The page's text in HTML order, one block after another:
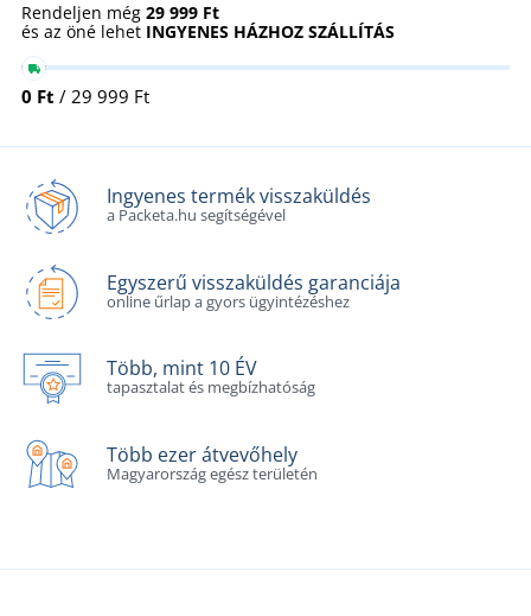
Rendeljen még 29 999 Ft
és az öné lehet INGYENES HÁZHOZ SZÁLLÍTÁS
0 Ft / 29 999 Ft
Ingyenes termék visszaküldés
a Packeta.hu segítségével
Egyszerű visszaküldés garanciája
online űrlap a gyors ügyintézéshez
Több, mint 10 ÉV
tapasztalat és megbízhatóság
Több ezer átvevőhely
Magyarország egész területén